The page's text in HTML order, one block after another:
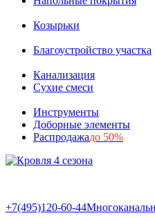
Козырьки
Благоустройство участка
Канализация
Сухие смеси
Инструменты
Доборные элементы
Распродажадо 50%
+7(495)120-60-44